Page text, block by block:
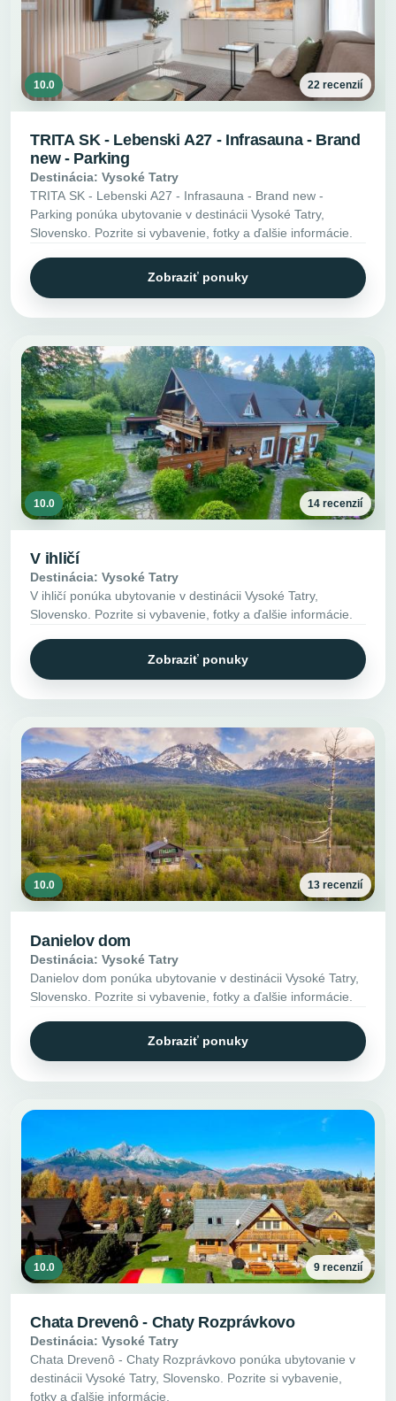
10.0 22 recenzií
TRITA SK - Lebenski A27 - Infrasauna - Brand
new - Parking
Destinácia: Vysoké Tatry
TRITA SK - Lebenski A27 - Infrasauna - Brand new -
Parking ponúka ubytovanie v destinácii Vysoké Tatry,
Slovensko. Pozrite si vybavenie, fotky a ďalšie informácie.
Zobraziť ponuky
10.0 14 recenzií
V ihličí
Destinácia: Vysoké Tatry
V ihličí ponúka ubytovanie v destinácii Vysoké Tatry,
Slovensko. Pozrite si vybavenie, fotky a ďalšie informácie.
Zobraziť ponuky
10.0 13 recenzií
Danielov dom
Destinácia: Vysoké Tatry
Danielov dom ponúka ubytovanie v destinácii Vysoké Tatry,
Slovensko. Pozrite si vybavenie, fotky a ďalšie informácie.
Zobraziť ponuky
10.0 9 recenzií
Chata Drevenô - Chaty Rozprávkovo
Destinácia: Vysoké Tatry
Chata Drevenô - Chaty Rozprávkovo ponúka ubytovanie v
destinácii Vysoké Tatry, Slovensko. Pozrite si vybavenie,
fotky a ďalšie informácie.